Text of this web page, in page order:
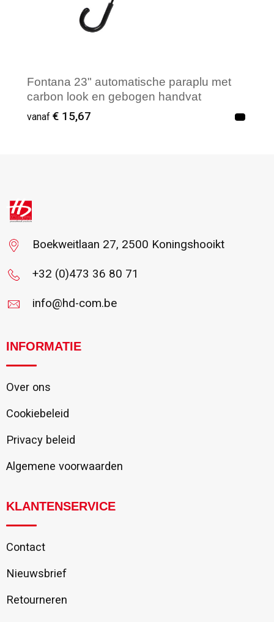
Fontana 23" automatische paraplu met
carbon look en gebogen handvat
vanaf € 15,67
Boekweitlaan 27, 2500 Koningshooikt
+32 (0)473 36 80 71
info@hd-com.be
INFORMATIE
Over ons
Cookiebeleid
Privacy beleid
Algemene voorwaarden
KLANTENSERVICE
Contact
Nieuwsbrief
Retourneren